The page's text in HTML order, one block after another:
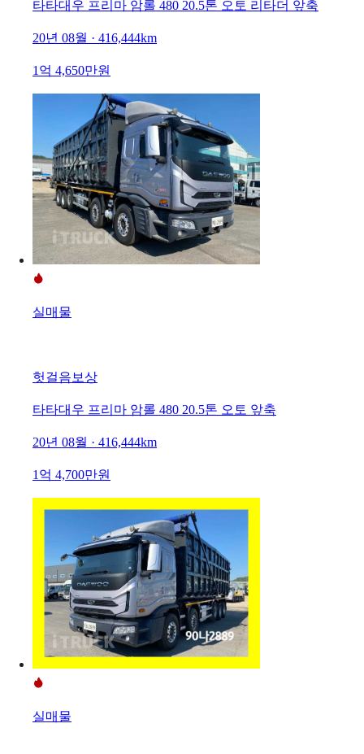
타타대우 프리마 암롤 480 20.5톤 오토 리타더 앞축
20년 08월 · 416,444km
1억 4,650만원
실매물
헛걸음보상
타타대우 프리마 암롤 480 20.5톤 오토 앞축
20년 08월 · 416,444km
1억 4,700만원
실매물